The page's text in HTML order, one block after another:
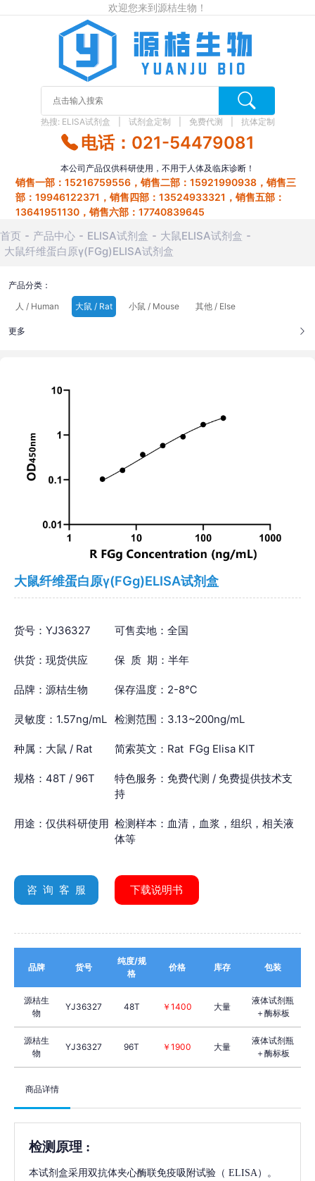
欢迎您来到源桔生物！
热搜: ELISA试剂盒 试剂盒定制 免费代测 抗体定制
电话：021-54479081
本公司产品仅供科研使用，不用于人体及临床诊断！
销售一部：15216759556，销售二部：15921990938，销售三
部：19946122371，销售四部：13524933321，销售五部：
13641951130，销售六部：17740839645
首页 产品中心 ELISA试剂盒
大鼠ELISA试剂盒
大鼠纤维蛋白原γ(FGg)ELISA试剂盒
产品分类：
人 / Human
大鼠 / Rat 小鼠 / Mouse 其他 / Else
更多
大鼠纤维蛋白原γ(FGg)ELISA试剂盒
货号：YJ36327 可售卖地：全国
供货：现货供应 保 质 期：半年
品牌：源桔生物 保存温度：2-8℃
灵敏度：1.57ng/mL 检测范围：3.13~200ng/mL
种属：大鼠 / Rat 简索英文：Rat FGg Elisa KIT
规格：48T / 96T
特色服务：免费代测 / 免费提供技术支
持
用途：仅供科研使用 检测样本：血清，血浆，组织，相关液
体等
咨 询 客 服 下载说明书
品牌 货号
纯度/规
格
价格 库存 包装
源桔生
物
YJ36327 48T ￥1400 大量
液体试剂瓶
＋酶标板
源桔生
物
YJ36327 96T ￥1900 大量
液体试剂瓶
＋酶标板
商品详情
检测原理 :
本试剂盒采用双抗体夹心酶联免疫吸附试验（ ELISA）。